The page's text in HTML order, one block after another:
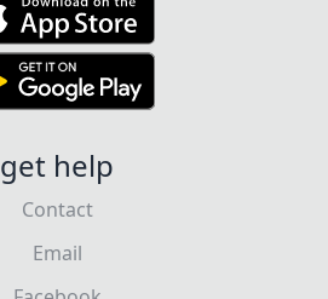
get help
Contact
Email